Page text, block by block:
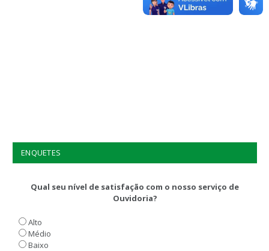
ENQUETES
Qual seu nível de satisfação com o nosso serviço de
Ouvidoria?
Alto
Médio
Baixo